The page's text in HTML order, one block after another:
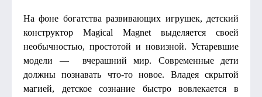
На фоне богатства развивающих игрушек, детский
конструктор Magical Magnet выделяется своей
необычностью, простотой и новизной. Устаревшие
модели — вчерашний мир. Современные дети
должны познавать что-то новое. Владея скрытой
магией, детское сознание быстро вовлекается в